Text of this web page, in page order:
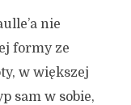
nie
formy ze
w większej
sam w sobie,